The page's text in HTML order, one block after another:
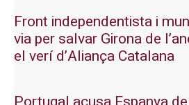
Front independentista i
via per salvar Girona de
el verí d’Aliança Catalana